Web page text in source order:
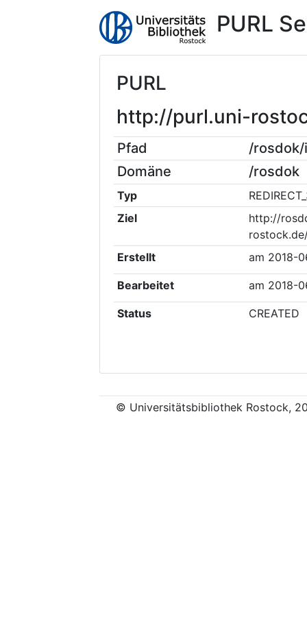
PURL
PURL
http://purl.uni-
Pfad
/
Domäne
/rosdok
Typ
Ziel
http://
Erstellt
am 2018-
Bearbeitet am 2018-
Status CREATED
© Universitätsbibliothek Rostock,